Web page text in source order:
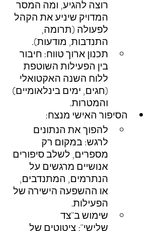
רוצה להגיע, ומה המסר
המדויק שיניע את הקהל
לפעולה (תרומה,
התנדבות, מודעות).
תכנון ארוך טווח: חיבור
בין הפעילות השוטפת
ללוח השנה האקטואלי
(חגים, ימים בינלאומיים)
והמטרות.
הסיפור האישי מנצח:
להפוך את הנתונים
לרגש: במקום רק
מספרים, לשלב סיפורים
אנושיים מרגשים על
הנתרמים, המתנדבים,
או ההשפעה הישירה של
הפעילות.
שימוש ב"צד
שלישי": ציטוטים של